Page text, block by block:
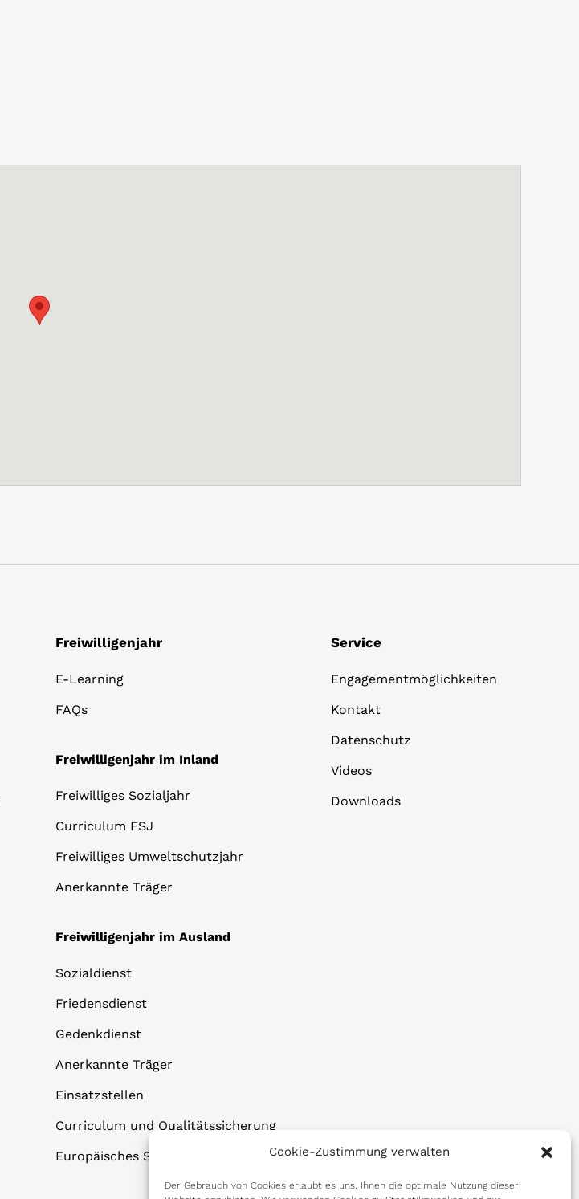
Cookie-Zustimmung verwalten
Der Gebrauch von Cookies erlaubt es uns, Ihnen die optimale Nutzung dieser
Freiwilligenjahr
E-Learning
FAQs
Freiwilligenjahr im Inland
Freiwilliges Sozialjahr
Curriculum FSJ
Freiwilliges Umweltschutzjahr
Anerkannte Träger
Freiwilligenjahr im Ausland
Sozialdienst
Friedensdienst
Gedenkdienst
Anerkannte Träger
Einsatzstellen
Curriculum und Qualitätssicherung
Europäisches Solidaritätskorps
Service
Engagementmöglichkeiten
Kontakt
Datenschutz
Videos
Downloads